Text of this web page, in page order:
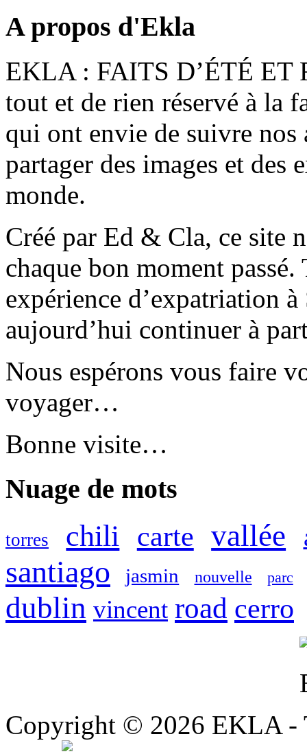
A propos d'Ekla
EKLA : FAITS D’ÉTÉ ET
tout et de rien réservé à la
qui ont envie de suivre nos
partager des images et des
monde.
Créé par Ed & Cla, ce site
chaque bon moment
expérience d’expatriation
aujourd’hui continuer à
Nous espérons vous faire
voyager…
Bonne visite…
Nuage de mots
torres chili carte vallée
santiago jasmin nouvelle parc
dublin vincent road cerro
Copyright © 2026 EKLA -